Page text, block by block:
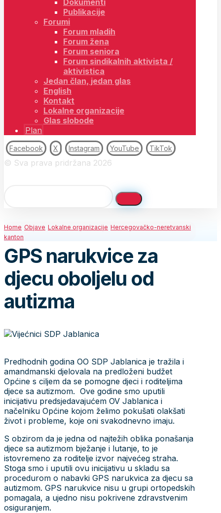
Dokumenti
Publikacije
Forumi
Forum mladih
Forum žena
Forum seniora
Forum sindikalnih aktivista /
aktivistica
Jedan član, jedan glas
English
Kontakt
Lokalne organizacije
Glas slobode
Plan
Facebook X Instagram YouTube TikTok
© Sva prava pridržana 2026
Home Objave Lokalne organizacije Hercegovačko-neretvanski
kanton
GPS narukvice za
djecu oboljelu od
autizma
Predhodnih godina OO SDP Jablanica je tražila i
amandmanski djelovala na predloženi budžet
Općine s ciljem da se pomogne djeci i roditeljima
djece sa autizmom. Ove godine smo uputili
inicijativu predsjedavajućem OV Jablanica i
načelniku Općine kojom želimo pokušati olakšati
život i probleme, koje oni svakodnevno imaju.
S obzirom da je jedna od najtežih oblika ponašanja
djece sa autizmom bježanje i lutanje, to je
istovremeno za roditelje izvor najvećeg straha.
Stoga smo i uputili ovu inicijativu u skladu sa
procedurom o nabavki GPS narukvica za djecu sa
autizmom. GPS narukvice nisu u grupi ortopedskih
pomagala, a ujedno nisu pokrivene zdravstvenim
osiguranjem.